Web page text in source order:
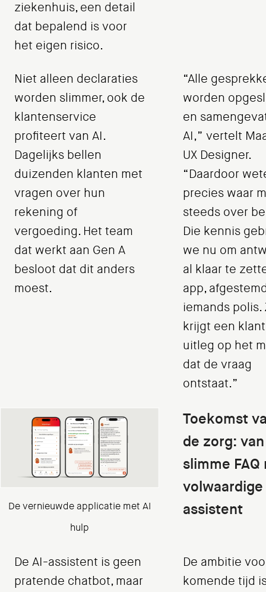
ziekenhuis, een detail
dat bepalend is voor
het eigen risico.
Niet alleen declaraties
worden slimmer, ook de
klantenservice
profiteert van AI.
Dagelijks bellen
duizenden klanten met
vragen over hun
rekening of
vergoeding. Het team
dat werkt aan Gen A
besloot dat dit anders
moest.
“Alle
worden
en
AI,” vertelt
UX Designer.
“Daardoor
precies waar
steeds over
Die kennis
we nu om
al klaar te
app,
iemands polis.
krijgt een
uitleg op het
dat de vraag
ontstaat.”
De vernieuwde applicatie met AI
hulp
Toekomst
de zorg: van
slimme FAQ
volwaardige
assistent
De AI-assistent is geen
pratende chatbot, maar
De ambitie
komende tijd